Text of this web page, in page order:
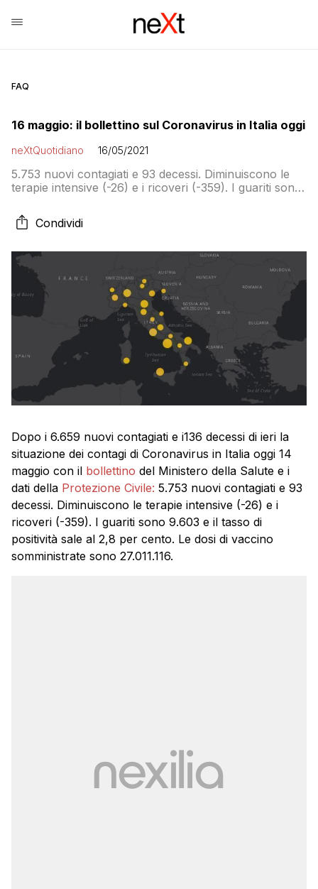
FAQ
16 maggio: il bollettino sul Coronavirus in Italia oggi
neXtQuotidiano 16/05/2021
5.753 nuovi contagiati e 93 decessi. Diminuiscono le
terapie intensive (-26) e i ricoveri (-359). I guariti sono
Condividi
Dopo i 6.659 nuovi contagiati e i136 decessi di ieri la
situazione dei contagi di Coronavirus in Italia oggi 14
maggio con il bollettino del Ministero della Salute e i
dati della Protezione Civile: 5.753 nuovi contagiati e 93
decessi. Diminuiscono le terapie intensive (-26) e i
ricoveri (-359). I guariti sono 9.603 e il tasso di
positività sale al 2,8 per cento. Le dosi di vaccino
somministrate sono 27.011.116.